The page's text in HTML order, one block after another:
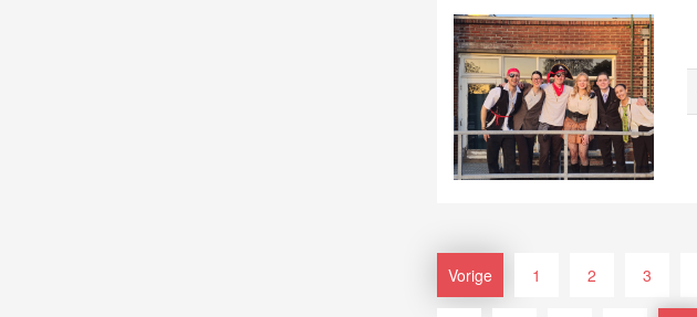
Vorige 1 2 3